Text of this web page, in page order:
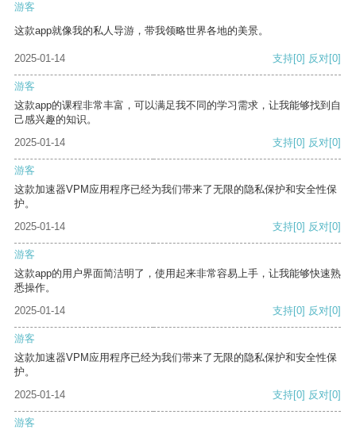
游客
这款app就像我的私人导游，带我领略世界各地的美景。
2025-01-14 支持[0] 反对[0]
游客
这款app的课程非常丰富，可以满足我不同的学习需求，让我能够找到自
己感兴趣的知识。
2025-01-14
支持[0] 反对[0]
游客
这款加速器VPM应用程序已经为我们带来了无限的隐私保护和安全性保
护。
2025-01-14
支持[0] 反对[0]
游客
这款app的用户界面简洁明了，使用起来非常容易上手，让我能够快速熟
悉操作。
2025-01-14
支持[0] 反对[0]
游客
这款加速器VPM应用程序已经为我们带来了无限的隐私保护和安全性保
护。
2025-01-14
支持[0] 反对[0]
游客